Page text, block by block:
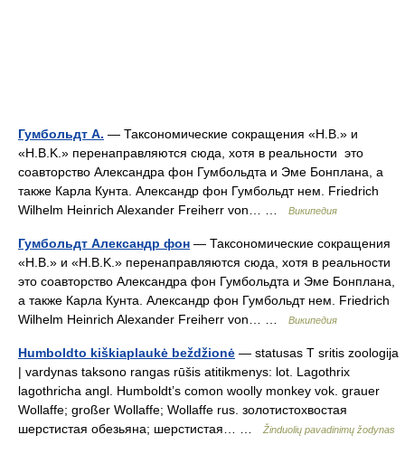
Гумбольдт А. — Таксономические сокращения «H.B.» и
«H.B.K.» перенаправляются сюда, хотя в реальности это
соавторство Александра фон Гумбольдта и Эме Бонплана, а
также Карла Кунта. Александр фон Гумбольдт нем. Friedrich
Wilhelm Heinrich Alexander Freiherr von… …
Википедия
Гумбольдт Александр фон — Таксономические сокращения
«H.B.» и «H.B.K.» перенаправляются сюда, хотя в реальности
это соавторство Александра фон Гумбольдта и Эме Бонплана,
а также Карла Кунта. Александр фон Гумбольдт нем. Friedrich
Wilhelm Heinrich Alexander Freiherr von… …
Википедия
Humboldto kiškiaplaukė beždžionė — statusas T sritis zoologija
| vardynas taksono rangas rūšis atitikmenys: lot. Lagothrix
lagothricha angl. Humboldt’s comon woolly monkey vok. grauer
Wollaffe; großer Wollaffe; Wollaffe rus. золотистохвостая
шерстистая обезьяна; шерстистая… …
Žinduolių pavadinimų žodynas